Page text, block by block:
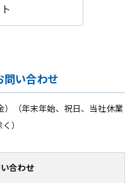
問い合わせ
）（年末年始、祝日、当社休業
）
合わせ